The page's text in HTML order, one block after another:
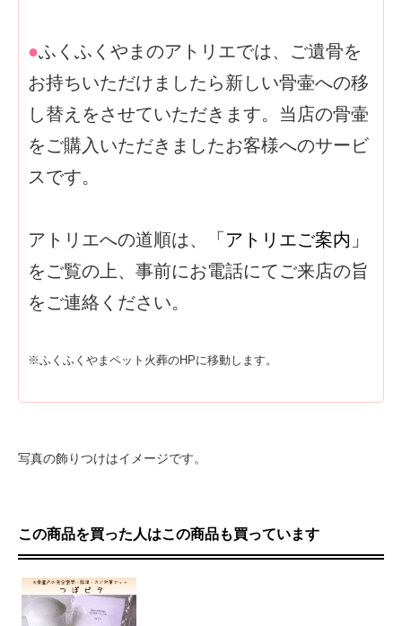
●ふくふくやまのアトリエでは、ご遺骨を
お持ちいただけましたら新しい骨壷への移
し替えをさせていただきます。当店の骨壷
をご購入いただきましたお客様へのサービ
スです。
アトリエへの道順は、
「アトリエご案内」
をご覧の上、事前にお電話にてご来店の旨
をご連絡ください。
※ふくふくやまペット火葬のHPに移動します。
写真の飾りつけはイメージです。
この商品を買った人はこの商品も買っています